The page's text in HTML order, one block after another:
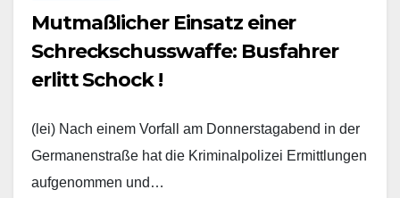
Mutmaßlicher Einsatz einer
Schreckschusswaffe: Busfahrer
erlitt Schock !
(lei) Nach einem Vorfall am Donnerstagabend in der
Germanenstraße hat die Kriminalpolizei Ermittlungen
aufgenommen und…